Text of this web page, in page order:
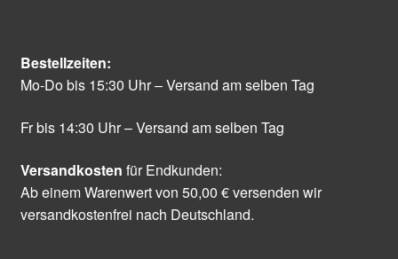
Bestellzeiten:
Mo-Do bis 15:30 Uhr – Versand am selben Tag
Fr bis 14:30 Uhr – Versand am selben Tag
Versandkosten für Endkunden:
Ab einem Warenwert von 50,00 € versenden wir
versandkostenfrei nach Deutschland.